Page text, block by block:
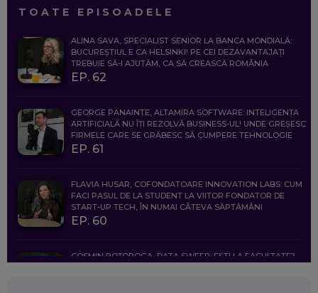
TOATE EPISOADELE
ALINA SAVA, SPECIALIST SENIOR LA BANCA MONDIALĂ:
BUCUREȘTIUL E CA HELSINKI! PE CEI DEZAVANTAJAȚI
TREBUIE SĂ-I AJUTĂM, CA SĂ CREASCĂ ROMÂNIA
EP. 62
GEORGE PANAINTE, ALTAMIRA SOFTWARE: INTELIGENȚA
ARTIFICIALĂ NU ÎȚI REZOLVĂ BUSINESS-UL! UNDE GREȘESC
FIRMELE CARE SE GRĂBESC SĂ CUMPERE TEHNOLOGIE
EP. 61
FLAVIA HUSAR, COFONDATOARE INNOVATION LABS: CUM
FACI PASUL DE LA STUDENT LA VIITOR FONDATOR DE
START-UP TECH, ÎN NUMAI CÂTEVA SĂPTĂMÂNI
EP. 60
COSMIN BOȚOROGA, DATA SWEEP: EȘTI LA FACULTATE?